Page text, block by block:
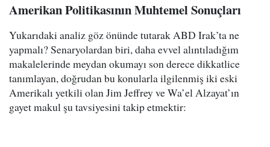
Amerikan Politikasının Muhtemel Sonuçları
Yukarıdaki analiz göz önünde tutarak ABD Irak’ta ne
yapmalı? Senaryolardan biri, daha evvel alıntıladığım
makalelerinde meydan okumayı son derece dikkatlice
tanımlayan, doğrudan bu konularla ilgilenmiş iki eski
Amerikalı yetkili olan Jim Jeffrey ve Wa’el Alzayat’ın
gayet makul şu tavsiyesini takip etmektir: